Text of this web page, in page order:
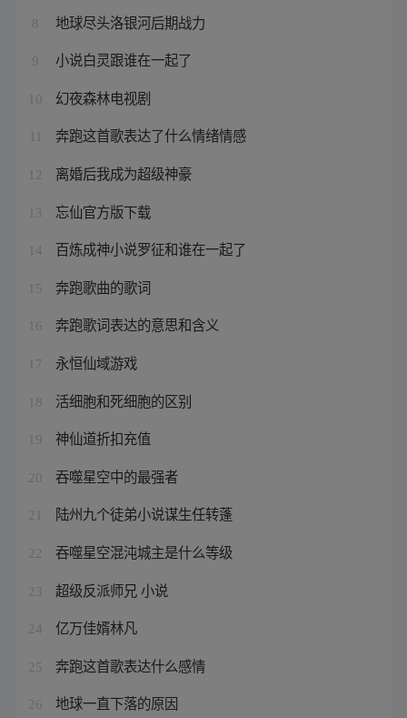
8 地球尽头洛银河后期战力
9 小说白灵跟谁在一起了
10 幻夜森林电视剧
奔跑这首歌表达了什么情绪情感
12 离婚后我成为超级神豪
13 忘仙官方版下载
14 百炼成神小说罗征和谁在一起了
15 奔跑歌曲的歌词
16 奔跑歌词表达的意思和含义
17 永恒仙域游戏
18 活细胞和死细胞的区别
19 神仙道折扣充值
20 吞噬星空中的最强者
21 陆州九个徒弟小说谋生任转蓬
22 吞噬星空混沌城主是什么等级
23 超级反派师兄 小说
24 亿万佳婿林凡
25 奔跑这首歌表达什么感情
26 地球一直下落的原因